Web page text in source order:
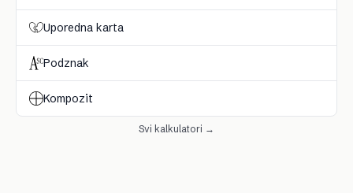
Uporedna karta
Podznak
Kompozit
Svi kalkulatori →